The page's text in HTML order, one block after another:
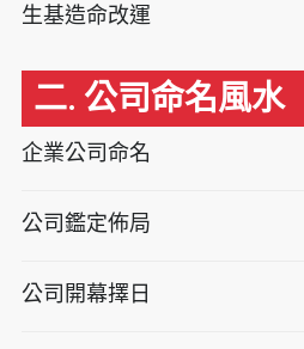
生基造命改運
二. 公司命名風水
企業公司命名
公司鑑定佈局
公司開幕擇日